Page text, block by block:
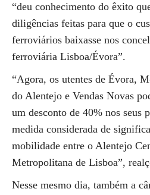
“deu conhecimento do êxito
diligências feitas para que o
ferroviários baixasse nos
ferroviária Lisboa/Évora”.
“Agora, os utentes de Évora,
do Alentejo e Vendas Novas
um desconto de 40% nos seus
medida considerada de
mobilidade entre o Alentejo
Metropolitana de Lisboa”,
Nesse mesmo dia, também a